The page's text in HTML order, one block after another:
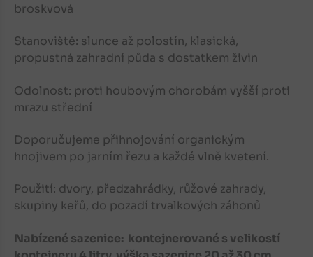
broskvová
Stanoviště: slunce až polostín, klasická,
propustná zahradní půda s dostatkem živin
Odolnost: proti houbovým chorobám vyšší proti
mrazu střední
Doporučujeme přihnojování organickým
hnojivem po jarním řezu a každé vlně kvetení.
Použití: dvory, předzahrádky, růžové zahrady,
skupiny keřů, do pozadí trvalkových záhonů
Nabízené sazenice: kontejnerované s velikostí